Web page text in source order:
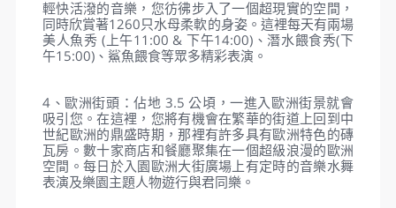
美麗的公主。所有這些活動一定會給您帶來無窮的樂
趣。
擁有北歐斯堪的納維亞建築風格，是您探索文化、扮
演勇士征服強大維京部落挑戰的地方。武者村和雷神
試煉是本次賽區的兩大看點。在勇士村您將坐在維京
戰艦上，揭開古代北歐部落的許多秘密。此外，您還
可以欣賞並加入帶有史詩戰鼓旋律和古代維京部落典
型舞蹈的戰士舞蹈。別忘了在巨型戰艦前與威武的勇